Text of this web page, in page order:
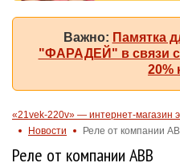
Важно: Памятка
"ФАРАДЕЙ" в связи
20%
«21vek-220v» — интернет-магазин
Новости
Реле от компании
Реле от компании ABB